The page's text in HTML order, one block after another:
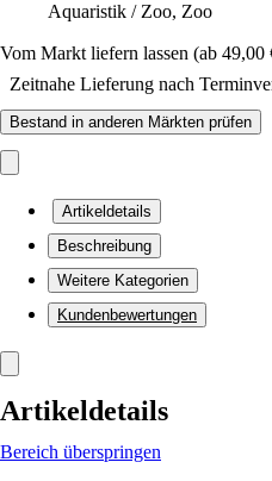
Aquaristik / Zoo, Zoo
Vom Markt liefern lassen (ab 49,00
Zeitnahe Lieferung nach
Bestand in anderen Märkten prüfen
Artikeldetails
Beschreibung
Weitere Kategorien
Kundenbewertungen
Artikeldetails
Bereich überspringen